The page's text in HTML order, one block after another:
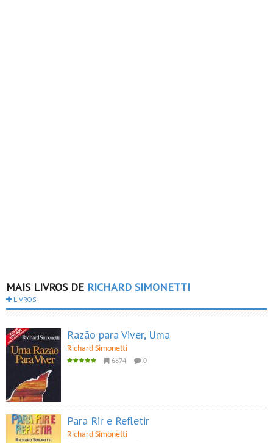
MAIS LIVROS DE RICHARD SIMONETTI
LIVROS
Razão para Viver, Uma
Richard Simonetti
6874 0
Para Rir e Refletir
Richard Simonetti